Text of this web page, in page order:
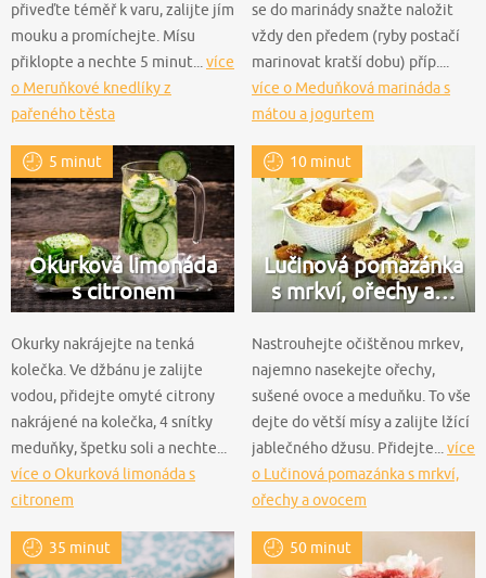
přiveďte téměř k varu, zalijte jím
mouku a promíchejte. Mísu
přiklopte a nechte 5 minut... více
o Meruňkové knedlíky z
pařeného těsta
se do marinády snažte naložit
vždy den předem (ryby postačí
marinovat kratší dobu) příp....
více o Meduňková marináda s
mátou a jogurtem
5 minut
Okurková limonáda
s citronem
Okurky nakrájejte na tenká
kolečka. Ve džbánu je zalijte
vodou, přidejte omyté citrony
nakrájené na kolečka, 4 snítky
meduňky, špetku soli a nechte...
více o Okurková limonáda s
citronem
10 minut
Lučinová pomazánka
s mrkví, ořechy a…
Nastrouhejte očištěnou mrkev,
najemno nasekejte ořechy,
sušené ovoce a meduňku. To vše
dejte do větší mísy a zalijte lžící
jablečného džusu. Přidejte... více
o Lučinová pomazánka s mrkví,
ořechy a ovocem
35 minut 50 minut